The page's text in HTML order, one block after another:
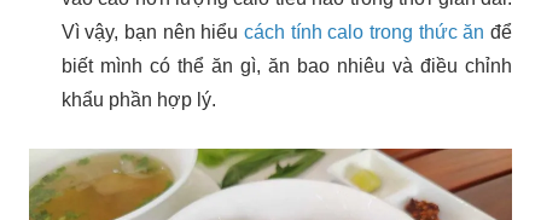
Vì vậy, bạn nên hiểu cách tính calo trong thức ăn để
biết mình có thể ăn gì, ăn bao nhiêu và điều chỉnh
khẩu phần hợp lý.